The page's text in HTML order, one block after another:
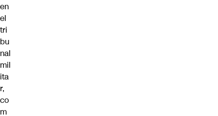
en
el
tri
bu
nal
mil
ita
r,
co
m